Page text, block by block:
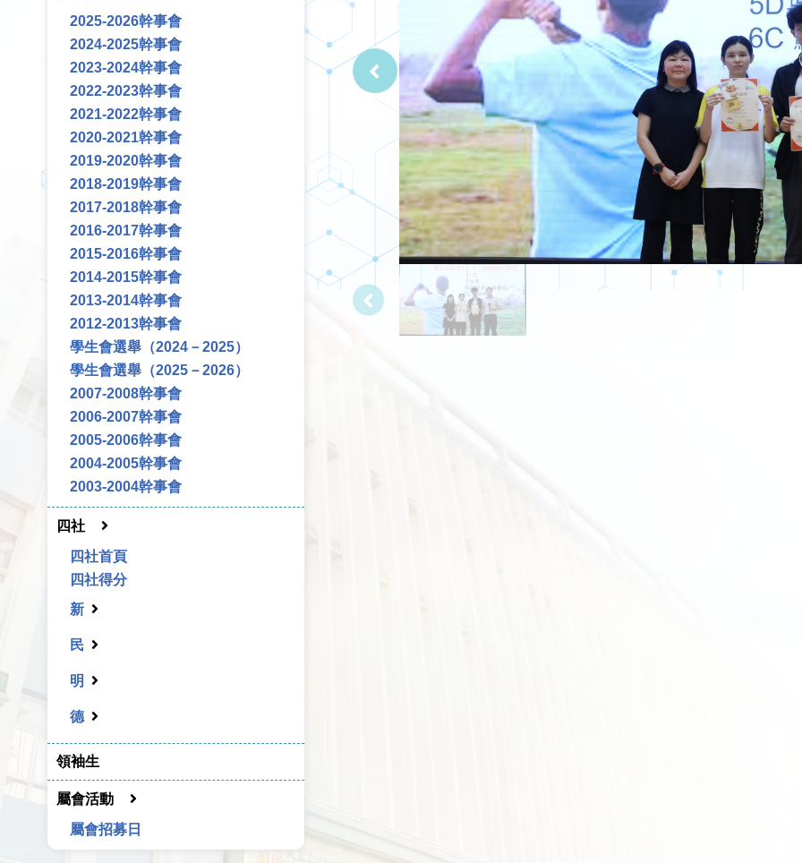
2025-2026幹事會
2024-2025幹事會
2023-2024幹事會
2022-2023幹事會
2021-2022幹事會
2020-2021幹事會
2019-2020幹事會
2018-2019幹事會
2017-2018幹事會
2016-2017幹事會
2015-2016幹事會
2014-2015幹事會
2013-2014幹事會
2012-2013幹事會
學生會選舉（2024－2025）
學生會選舉（2025－2026）
2007-2008幹事會
2006-2007幹事會
2005-2006幹事會
2004-2005幹事會
2003-2004幹事會
四社
四社首頁
四社得分
新
民
明
德
領袖生
屬會活動
屬會招募日